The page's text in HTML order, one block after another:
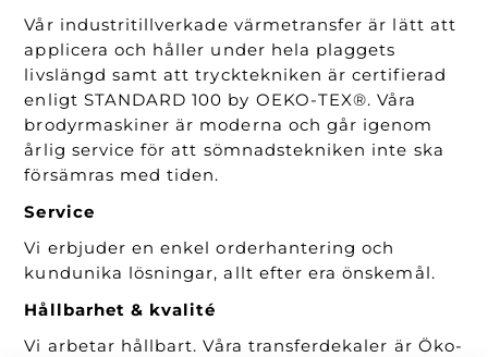
Vår industritillverkade värmetransfer är lätt att
applicera och håller under hela plaggets
livslängd samt att trycktekniken är certifierad
enligt STANDARD 100 by OEKO-TEX®. Våra
brodyrmaskiner är moderna och går igenom
årlig service för att sömnadstekniken inte ska
försämras med tiden.
Service
Vi erbjuder en enkel orderhantering och
kundunika lösningar, allt efter era önskemål.
Hållbarhet & kvalité
Vi arbetar hållbart. Våra transferdekaler är Öko-